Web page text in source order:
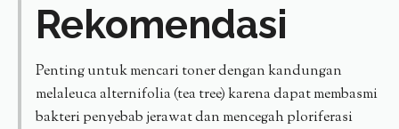
Rekomendasi
Penting untuk mencari toner dengan kandungan
melaleuca alternifolia (tea tree) karena dapat membasmi
bakteri penyebab jerawat dan mencegah ploriferasi